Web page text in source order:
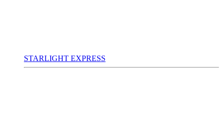
STARLIGHT EXPRESS